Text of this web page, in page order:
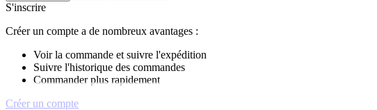
S'inscrire
Créer un compte a de nombreux avantages :
Voir la commande et suivre l'expédition
Suivre l'historique des commandes
Commander plus rapidement
Créer un compte